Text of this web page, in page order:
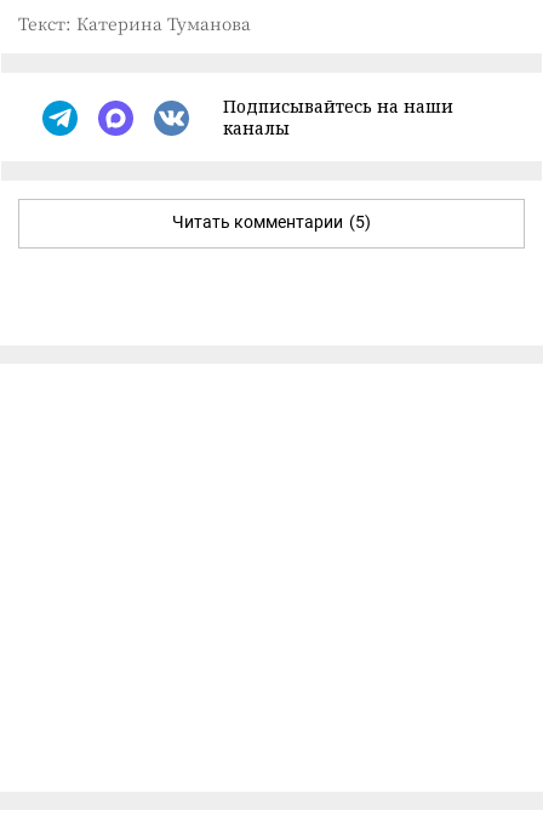
Текст: Катерина Туманова
Подписывайтесь на наши
каналы
Читать комментарии (5)